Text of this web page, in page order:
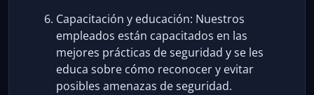
Capacitación y educación: Nuestros
empleados están capacitados en las
mejores prácticas de seguridad y se les
educa sobre cómo reconocer y evitar
posibles amenazas de seguridad.